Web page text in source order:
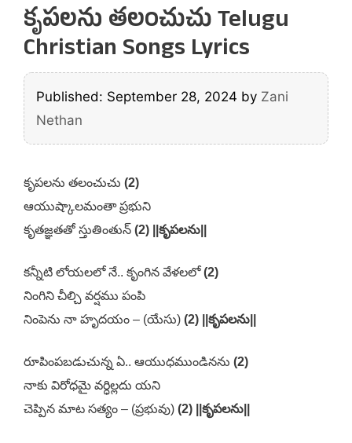
కృపలను తలంచుచు Telugu
Christian Songs Lyrics
Published: September 28, 2024 by Zani
Nethan
కృపలను తలంచుచు (2)
ఆయుష్కాలమంతా ప్రభుని
కృతజ్ఞతతో స్తుతింతున్ (2) ||కృపలను||
కన్నీటి లోయలలో నే.. కృంగిన వేళలలో(2)
నింగిని చీల్చి వర్షము పంపి
నింపెను నా హృదయం – (యేసు) (2) ||కృపలను||
రూపింపబడుచున్న ఏ.. ఆయుధముండినను (2)
నాకు విరోధమై వర్ధిల్లదు యని
చెప్పిన మాట సత్యం – (ప్రభువు) (2) ||కృపలను||